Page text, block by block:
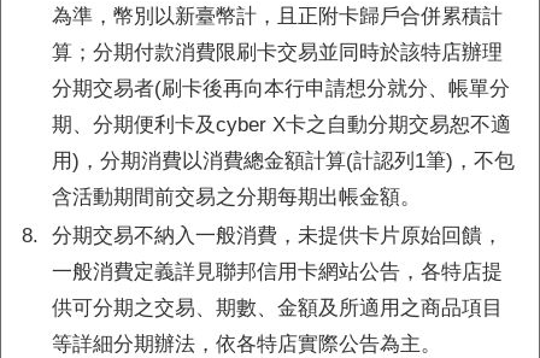
活動時間依各活動網頁公告。
刷聯邦全球體驗/交通85折起
海外商品天天折1,000元
為準，幣別以新臺幣計，且正附卡歸戶合併累積計
算；分期付款消費限刷卡交易並同時於該特店辦理
分期交易者(刷卡後再向本行申請想分就分、帳單分
期、分期便利卡及cyber X卡之自動分期交易恕不適
用)，分期消費以消費總金額計算(計認列1筆)，不包
含活動期間前交易之分期每期出帳金額。
8.
分期交易不納入一般消費，未提供卡片原始回饋，
一般消費定義詳見聯邦信用卡網站公告，各特店提
供可分期之交易、期數、金額及所適用之商品項目
等詳細分期辦法，依各特店實際公告為主。